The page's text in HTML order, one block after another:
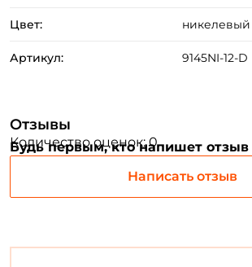
Цвет: никелевый
Артикул: 9145NI-12-D
Отзывы
Количество оценок: 0
Будь первым, кто напишет отзыв
Написать отзыв
Номер телефона: *
Придумайте пароль: *